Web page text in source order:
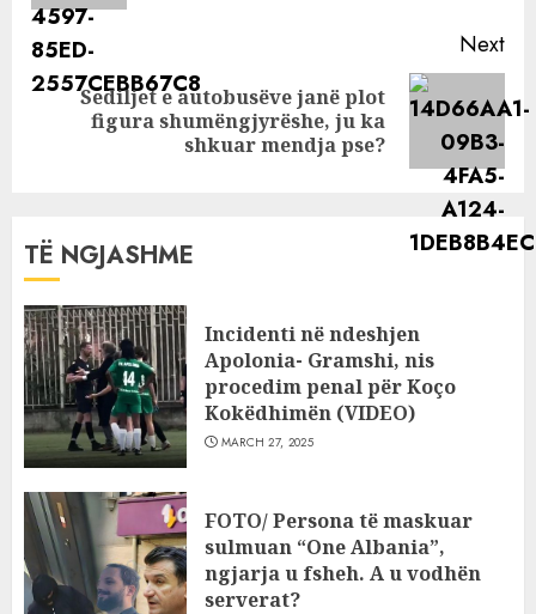
Next
Sediljet e autobusëve janë plot
figura shumëngjyrëshe, ju ka
shkuar mendja pse?
TË NGJASHME
Incidenti në ndeshjen
Apolonia- Gramshi, nis
procedim penal për Koço
Kokëdhimën (VIDEO)
MARCH 27, 2025
FOTO/ Persona të maskuar
sulmuan “One Albania”,
ngjarja u fsheh. A u vodhën
serverat?